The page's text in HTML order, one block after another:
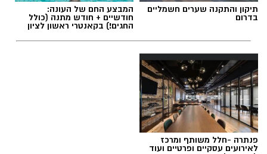
תיקון והתקנה שערים חשמליים
בדרום
המבצע החם של העונה:
חודשיים + חודש מתנה (כולל
החגים!) בקאנטרי ראשון לציון
פנתרה -חלל משותף ומרכז
לאירועים עסקיים ופרטיים ועוד